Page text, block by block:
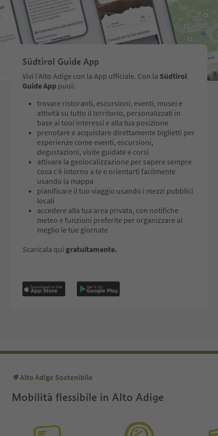
Informazioni e prenotazione
direttamente dalla guida alpina
Engelbert Weirather
348 8193851
Südtirol Guide App
Vivi l’Alto Adige con la App ufficiale. Con la Südtirol
Guide App puoi:
trovare ristoranti, escursioni, eventi, musei e
attività su tutto il territorio, personalizzati in
base ai tuoi interessi e alla tua posizione
prenotare e acquistare direttamente biglietti per
esperienze come eventi, escursioni,
degustazioni, visite guidate e corsi
attivare la geolocalizzazione per sapere sempre
cosa c’è intorno a te e orientarti facilmente
usando la mappa
pianificare il tuo viaggio usando i mezzi pubblici
locali
accedere alla tua area privata, con notifiche
meteo e funzioni preferite per organizzare al
meglio le tue giornate
Scaricala qui gratuitamente.
Alto Adige Sostenibile
Mobilità flessibile in Alto Adige